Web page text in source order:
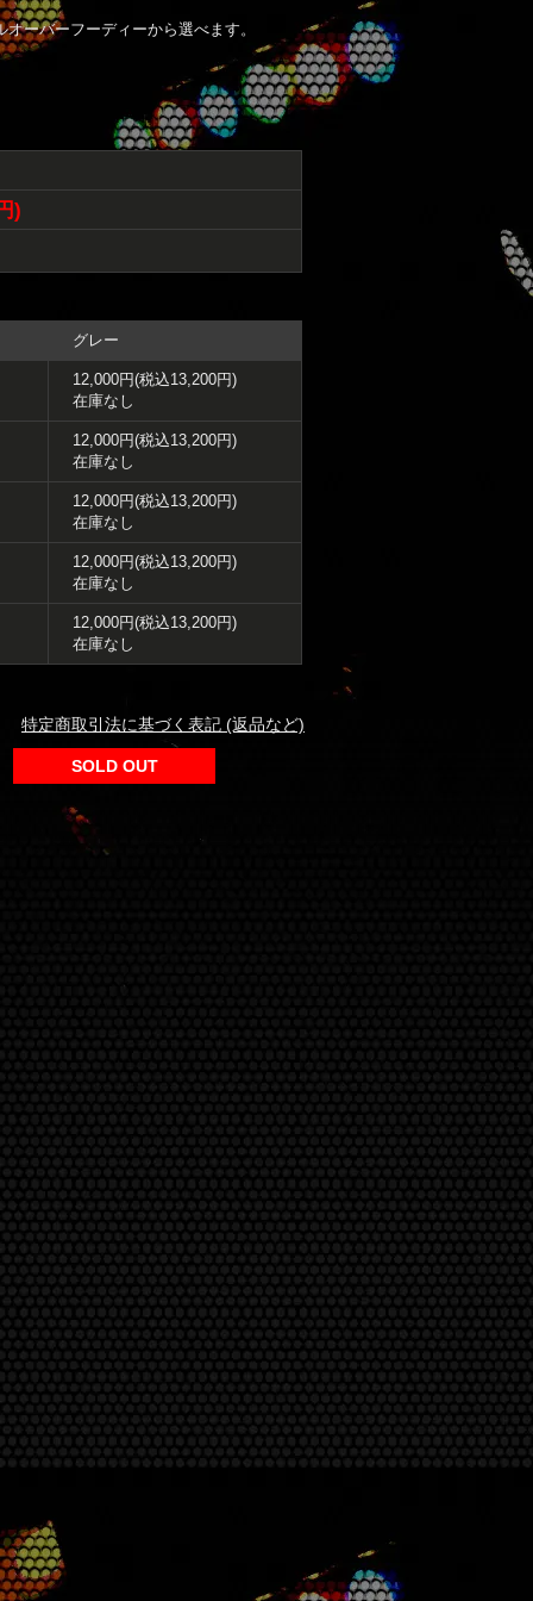
ーバーフーディーから選べます。
)
グレー
12,000円(税込13,200円)
在庫なし
12,000円(税込13,200円)
在庫なし
12,000円(税込13,200円)
在庫なし
12,000円(税込13,200円)
在庫なし
12,000円(税込13,200円)
在庫なし
特定商取引法に基づく表記 (返品など)
SOLD OUT